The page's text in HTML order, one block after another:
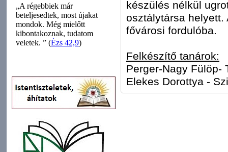
készülés nélkül
osztálytársa helyett.
fővárosi fordulóba.
Felkészítő tanárok:
Perger-Nagy Fülöp-
Elekes Dorottya -